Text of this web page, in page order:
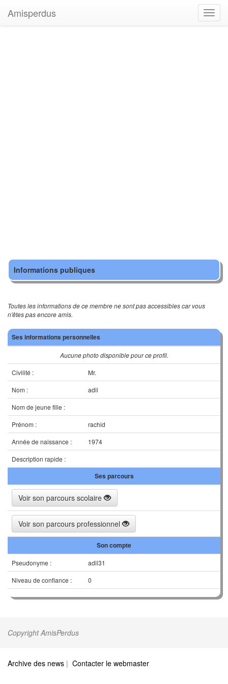
Amisperdus
Informations publiques
Toutes les informations de ce membre ne sont pas accessibles car vous
n'êtes pas encore amis.
Ses informations personnelles
Aucune photo disponible pour ce profil.
Civilité :
Mr.
Nom :
adil
Nom de jeune fille :
Prénom :
rachid
Année de naissance :
1974
Description rapide :
Ses parcours
Voir son parcours scolaire
Voir son parcours professionnel
Son compte
Pseudonyme :
adil31
Niveau de confiance :
0
Copyright AmisPerdus
Archive des news | Contacter le webmaster